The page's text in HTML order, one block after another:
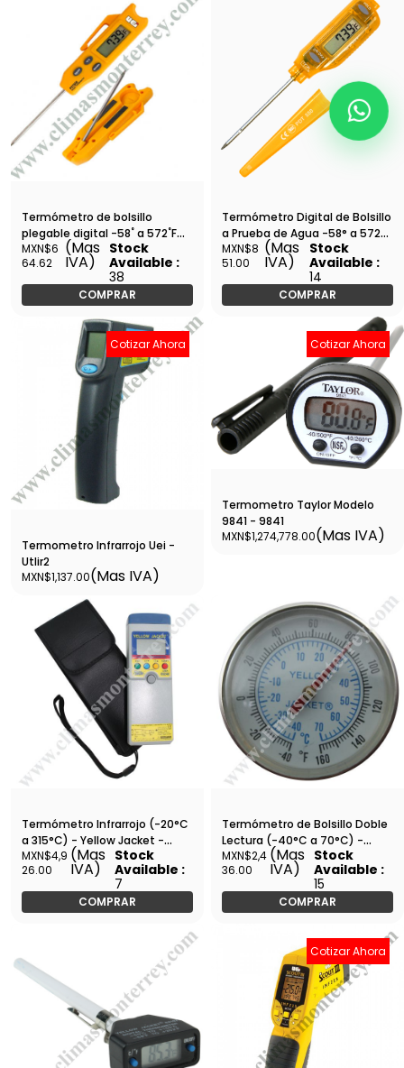
Termómetro de bolsillo
plegable digital -58˚ a 572˚F
(-50˚ a 300˚C) - UEI - PDT650
MXN$6
64.62
(Mas
IVA)
Stock
Available :
38
COMPRAR
Termómetro Digital de Bolsillo
a Prueba de Agua -58° a 572°
F Auto Apagado - UEI - PDT550
MXN$8
51.00
(Mas
IVA)
Stock
Available :
14
COMPRAR
Cotizar Ahora
Termometro Infrarrojo Uei -
Utlir2
MXN$1,137.00(Mas IVA)
Cotizar Ahora
Termometro Taylor Modelo
9841 - 9841
MXN$1,274,778.00(Mas IVA)
Termómetro Infrarrojo (-20°C
a 315°C) - Yellow Jacket -
69240
MXN$4,9
26.00
(Mas
IVA)
Stock
Available :
7
COMPRAR
Termómetro de Bolsillo Doble
Lectura (-40°C a 70°C) -
Yellow Jacket - 69255
MXN$2,4
36.00
(Mas
IVA)
Stock
Available :
15
COMPRAR
Cotizar Ahora